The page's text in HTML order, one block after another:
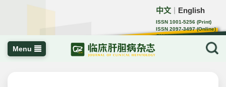
中文 English
ISSN 1001-5256 (Print)
ISSN 2097-3497 (Online)
CN 22-1108/R
Menu